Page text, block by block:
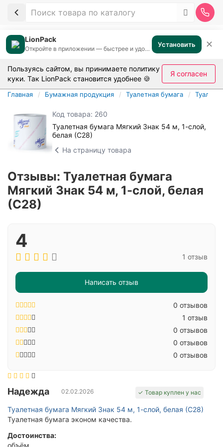
LionPack
Откройте в приложении — быстрее и удобнее Установить ✕
Пользуясь сайтом, вы принимаете политику
куки. Так LionPack становится удобнее 🍪
Я согласен
Главная Бумажная продукция Туалетная бумага
Код товара: 260
Туалетная бумага Мягкий Знак 54 м, 1-слой,
белая (С28)
На страницу товара
Отзывы: Туалетная бумага
Мягкий Знак 54 м, 1-слой, белая
(С28)
4
1 отзыв
Написать отзыв
0 отзывов
1 отзыв
0 отзывов
0 отзывов
0 отзывов
Надежда 02.02.2026 ✓ Товар куплен у нас
Туалетная бумага Мягкий Знак 54 м, 1-слой, белая (С28)
Туалетная бумага эконом качества.
Достоинства:
объём